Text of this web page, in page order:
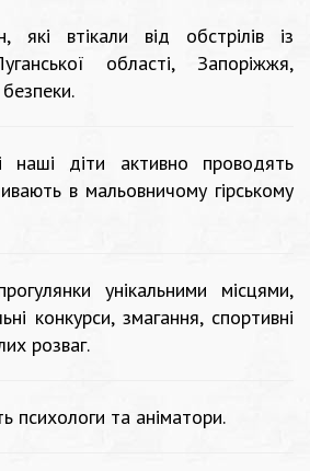
втікали від обстрілів із
області, Запоріжжя,
діти активно проводять
в мальовничому гірському
унікальними місцями,
конкурси, змагання, спортивні
розваг.
психологи та аніматори.